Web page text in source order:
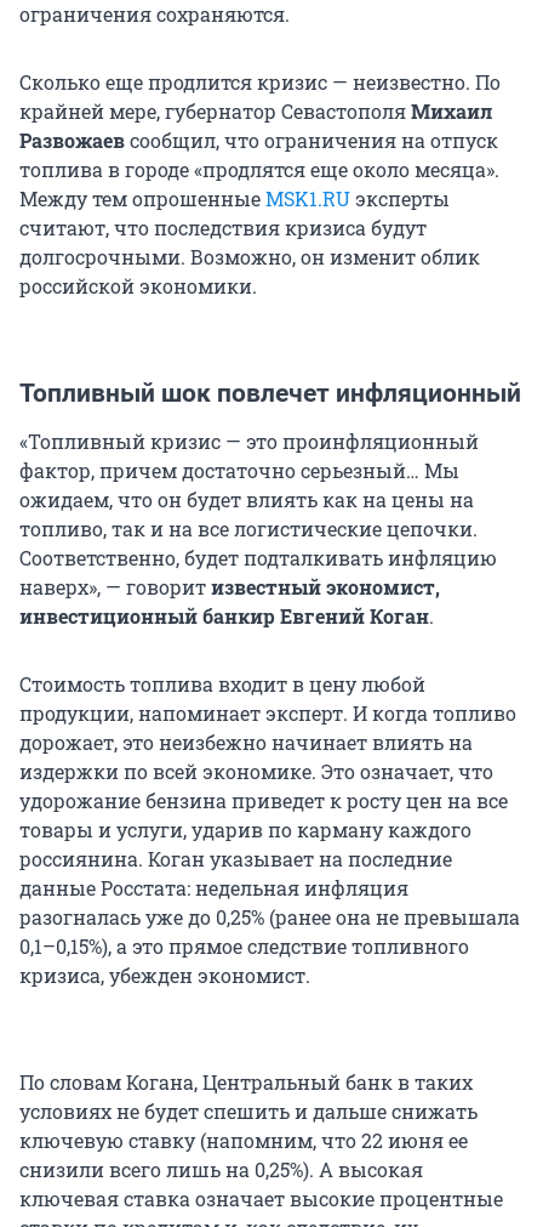
ограничения сохраняются.
Сколько еще продлится кризис — неизвестно. По
крайней мере, губернатор СевастополяМихаил
Развожаевсообщил, что ограничения на отпуск
топлива в городе «продлятся еще около месяца».
Между тем опрошенныеMSK1.RUэксперты
считают, что последствия кризиса будут
долгосрочными. Возможно, он изменит облик
российской экономики.
Топливный шок повлечет инфляционный
«Топливный кризис — это проинфляционный
фактор, причем достаточно серьезный… Мы
ожидаем, что он будет влиять как на цены на
топливо, так и на все логистические цепочки.
Соответственно, будет подталкивать инфляцию
наверх», — говоритизвестный экономист,
инвестиционный банкирЕвгений Коган.
Стоимость топлива входит в цену любой
продукции, напоминает эксперт. И когда топливо
дорожает, это неизбежно начинает влиять на
издержки по всей экономике. Это означает, что
удорожание бензина приведет к росту цен на все
товары и услуги, ударив по карману каждого
россиянина. Коган указывает на последние
данные Росстата: недельная инфляция
разогналась уже до 0,25% (ранее она не превышала
0,1–0,15%), а это прямое следствие топливного
кризиса, убежден экономист.
По словам Когана, Центральный банк в таких
условиях не будет спешить и дальше снижать
ключевую ставку (напомним, что 22 июня ее
снизили всего лишь на 0,25%). А высокая
ключевая ставка означает высокие процентные